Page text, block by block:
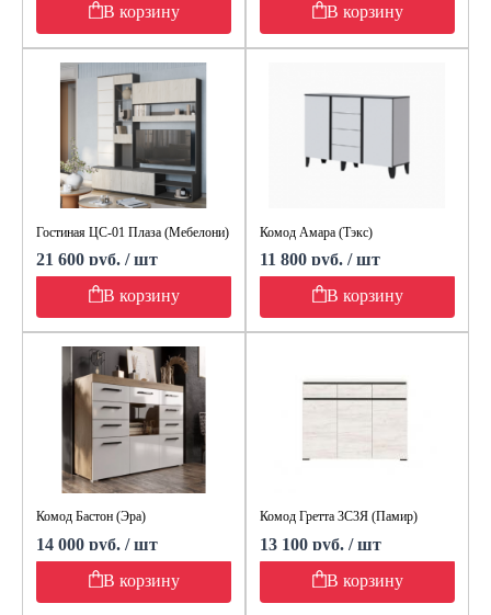
В корзину
В корзину
Гостиная ЦС-01 Плаза (Мебелони)
21 600 руб. / шт
В корзину
Комод Амара (Тэкс)
11 800 руб. / шт
В корзину
Комод Бастон (Эра)
14 000 руб. / шт
В корзину
Комод Гретта 3С3Я (Памир)
13 100 руб. / шт
В корзину